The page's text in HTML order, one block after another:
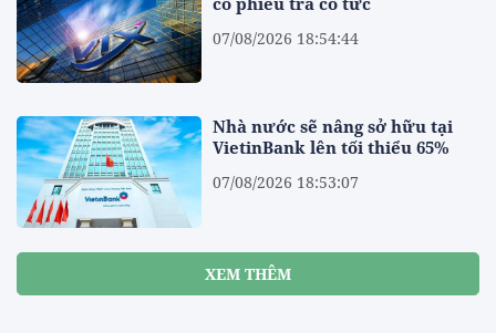
07/08/2026 18:54:44
Nhà nước sẽ nâng sở hữu tại
VietinBank lên tối thiểu 65%
07/08/2026 18:53:07
XEM THÊM